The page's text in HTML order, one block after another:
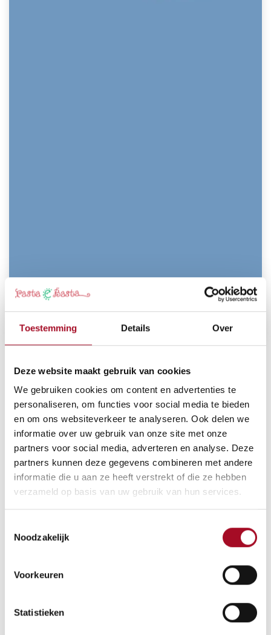
Toestemming Details Over
Deze website maakt gebruik van cookies
We gebruiken cookies om content en advertenties te
personaliseren, om functies voor social media te bieden
en om ons websiteverkeer te analyseren. Ook delen we
informatie over uw gebruik van onze site met onze
partners voor social media, adverteren en analyse. Deze
partners kunnen deze gegevens combineren met andere
informatie die u aan ze heeft verstrekt of die ze hebben
verzameld op basis van uw gebruik van hun services.
Noodzakelijk
Voorkeuren
Statistieken
3 personen
Linguine met mossels en
arrabbiata saus
Ingrediënten: 250 gr linguine van Morelli, 1 kg mossels, 2
teentjes look, witte wijn, platte peterselie, olijfolie extra
vierge, 1 bokaaltje arrabbiata saus van Tudia 350 ml.
Werkwijze: Stoom de mosselen met witte wijn. Haal ze
Snijd de lookteentjes fijn en fruit ze aan in een goeie scheut
Doe de mosseltjes erbij en 3 eetlepels per persoon van de